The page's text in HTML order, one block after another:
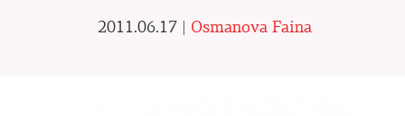
2011.06.17 | Osmanova Faina